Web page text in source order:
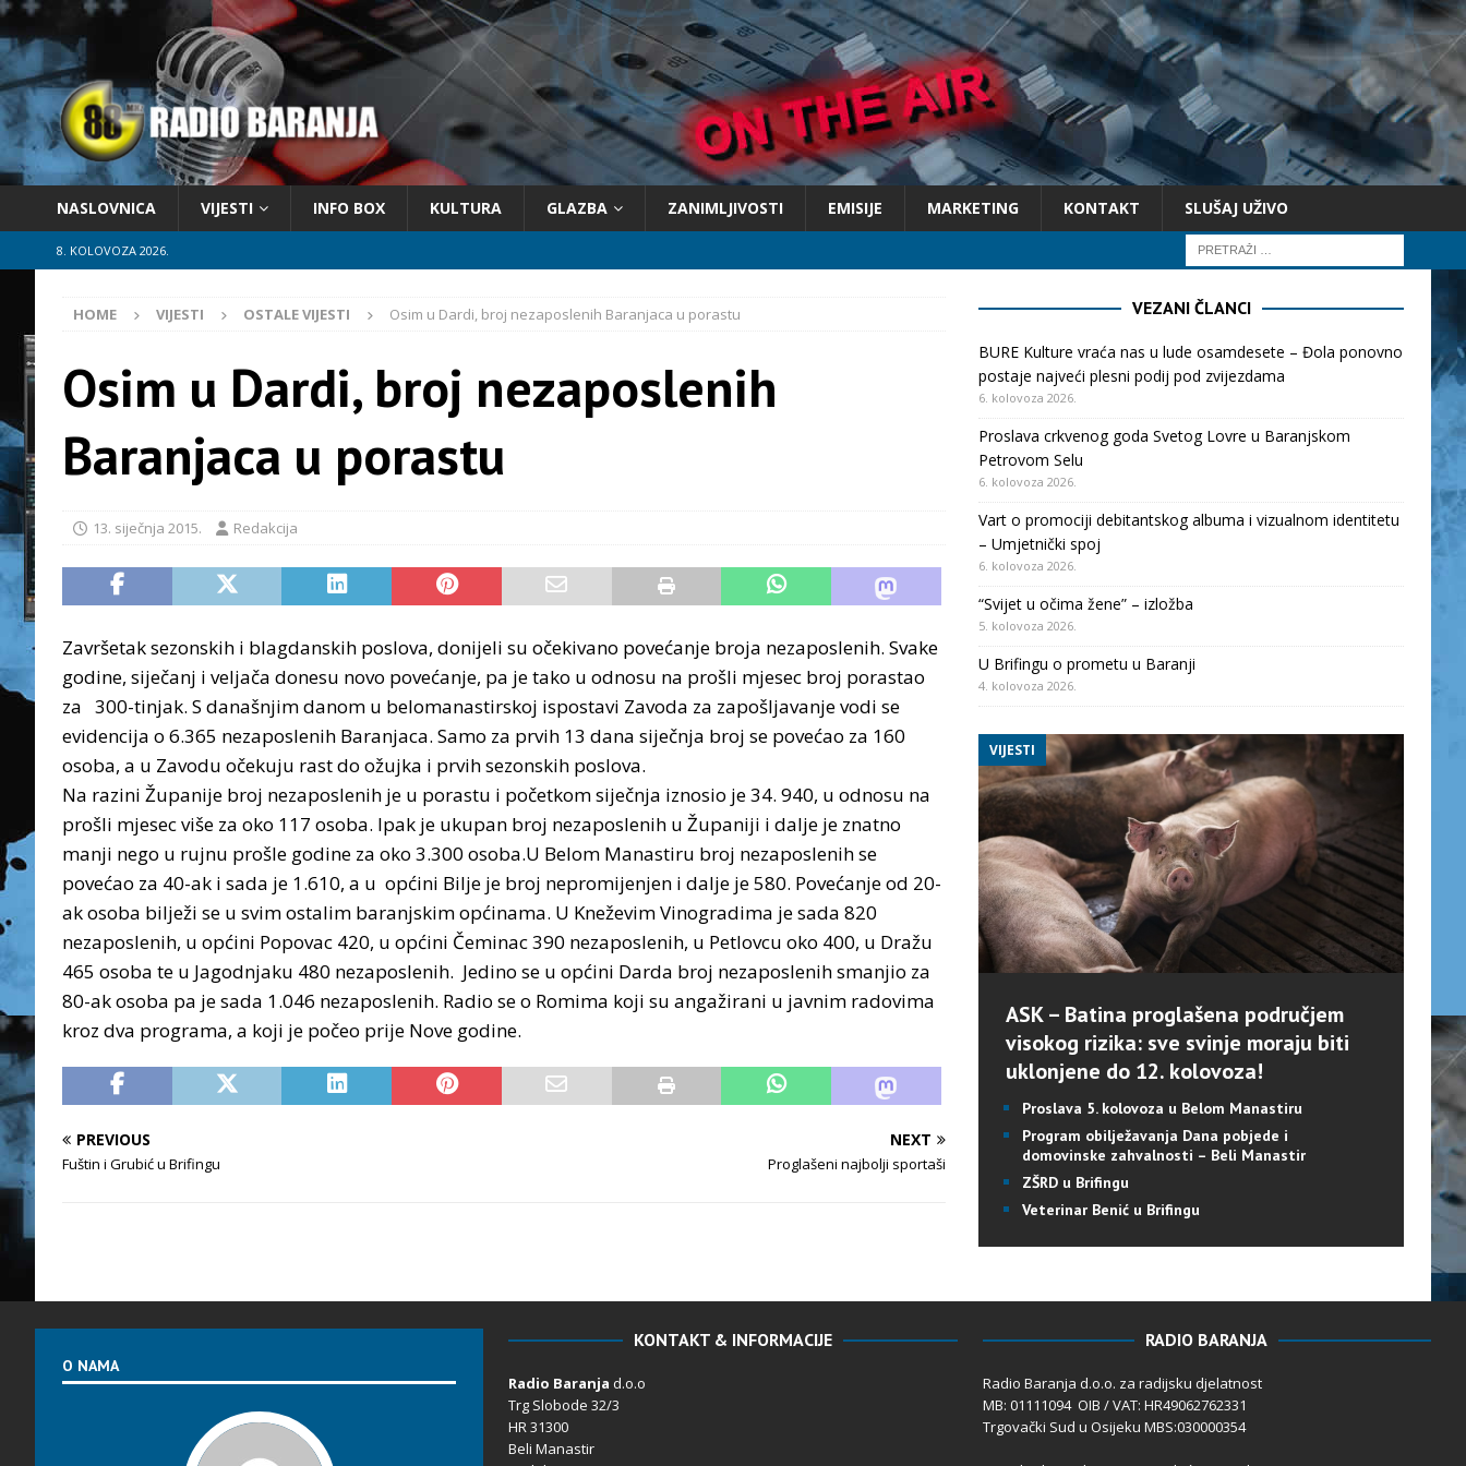
NASLOVNICA VIJESTI INFO BOX KULTURA GLAZBA ZANIMLJIVOSTI EMISIJE MARKETING KONTAKT SLUŠAJ UŽIVO
8. KOLOVOZA 2026.
HOME VIJESTI OSTALE VIJESTI Osim u Dardi, broj nezaposlenih Baranjaca u porastu
Osim u Dardi, broj nezaposlenih
Baranjaca u porastu
13. siječnja 2015. Redakcija
Završetak sezonskih i blagdanskih poslova, donijeli su očekivano povećanje broja nezaposlenih. Svake
godine, siječanj i veljača donesu novo povećanje, pa je tako u odnosu na prošli mjesec broj porastao
za 300-tinjak. S današnjim danom u belomanastirskoj ispostavi Zavoda za zapošljavanje vodi se
evidencija o 6.365 nezaposlenih Baranjaca. Samo za prvih 13 dana siječnja broj se povećao za 160
osoba, a u Zavodu očekuju rast do ožujka i prvih sezonskih poslova.
Na razini Županije broj nezaposlenih je u porastu i početkom siječnja iznosio je 34. 940, u odnosu na
prošli mjesec više za oko 117 osoba. Ipak je ukupan broj nezaposlenih u Županiji i dalje je znatno
manji nego u rujnu prošle godine za oko 3.300 osoba.U Belom Manastiru broj nezaposlenih se
povećao za 40-ak i sada je 1.610, a u općini Bilje je broj nepromijenjen i dalje je 580. Povećanje od 20-
ak osoba bilježi se u svim ostalim baranjskim općinama. U Kneževim Vinogradima je sada 820
nezaposlenih, u općini Popovac 420, u općini Čeminac 390 nezaposlenih, u Petlovcu oko 400, u Dražu
465 osoba te u Jagodnjaku 480 nezaposlenih. Jedino se u općini Darda broj nezaposlenih smanjio za
80-ak osoba pa je sada 1.046 nezaposlenih. Radio se o Romima koji su angažirani u javnim radovima
kroz dva programa, a koji je počeo prije Nove godine.
PREVIOUS
Fuštin i Grubić u Brifingu
NEXT
Proglašeni najbolji sportaši
VEZANI ČLANCI
BURE Kulture vraća nas u lude osamdesete – Đola ponovno
postaje najveći plesni podij pod zvijezdama
6. kolovoza 2026.
Proslava crkvenog goda Svetog Lovre u Baranjskom
Petrovom Selu
6. kolovoza 2026.
Vart o promociji debitantskog albuma i vizualnom identitetu
– Umjetnički spoj
6. kolovoza 2026.
“Svijet u očima žene” – izložba
5. kolovoza 2026.
U Brifingu o prometu u Baranji
4. kolovoza 2026.
VIJESTI
ASK – Batina proglašena područjem
visokog rizika: sve svinje moraju biti
uklonjene do 12. kolovoza!
Proslava 5. kolovoza u Belom Manastiru
Program obilježavanja Dana pobjede i
domovinske zahvalnosti – Beli Manastir
ZŠRD u Brifingu
Veterinar Benić u Brifingu
O NAMA
KONTAKT & INFORMACIJE
Radio Baranja d.o.o
Trg Slobode 32/3
HR 31300
Beli Manastir
RADIO BARANJA
Radio Baranja d.o.o. za radijsku djelatnost
MB: 01111094 OIB / VAT: HR49062762331
Trgovački Sud u Osijeku MBS:030000354